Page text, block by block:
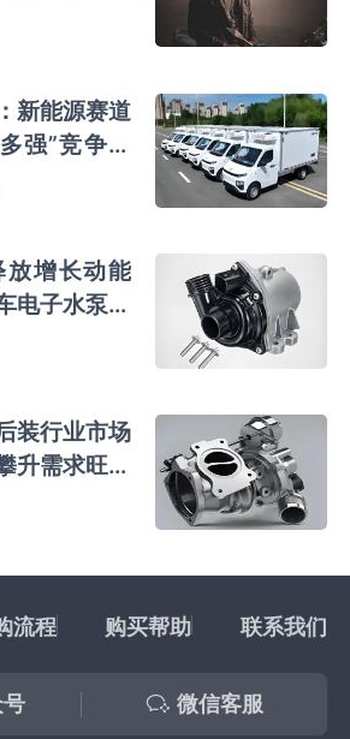
趋势显著
新能源赛道
强”竞争格
放增长动能
电子水泵行
装行业市场
升需求旺盛
流程 购买帮助 联系我们
微信客服